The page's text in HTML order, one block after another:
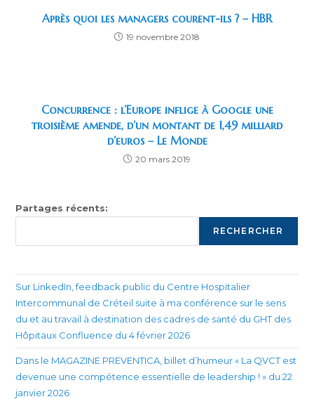
Après quoi les managers courent-ils ? – HBR
19 novembre 2018
Concurrence : l’Europe inflige à Google une
troisième amende, d’un montant de 1,49 milliard
d’euros – Le Monde
20 mars 2019
Partages récents:
RECHERCHER
Sur LinkedIn, feedback public du Centre Hospitalier
Intercommunal de Créteil suite à ma conférence sur le sens
du et au travail à destination des cadres de santé du GHT des
Hôpitaux Confluence du 4 février 2026
Dans le MAGAZINE PREVENTICA, billet d’humeur « La QVCT est
devenue une compétence essentielle de leadership ! » du 22
janvier 2026